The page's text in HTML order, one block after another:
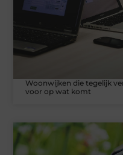
Woonwijken die tegelijk
voor op wat komt